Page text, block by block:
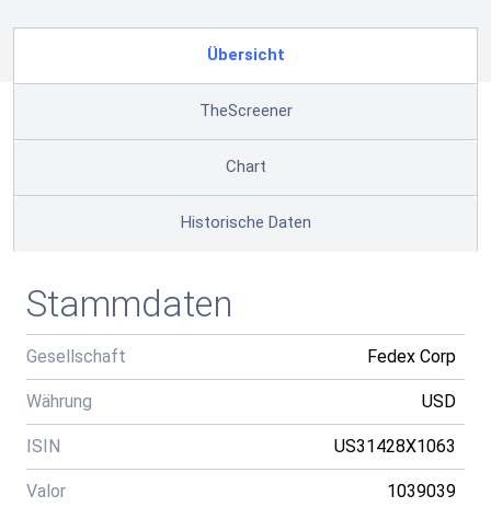
Übersicht
TheScreener
Chart
Historische Daten
Stammdaten
Gesellschaft Fedex Corp
Währung USD
ISIN US31428X1063
Valor 1039039